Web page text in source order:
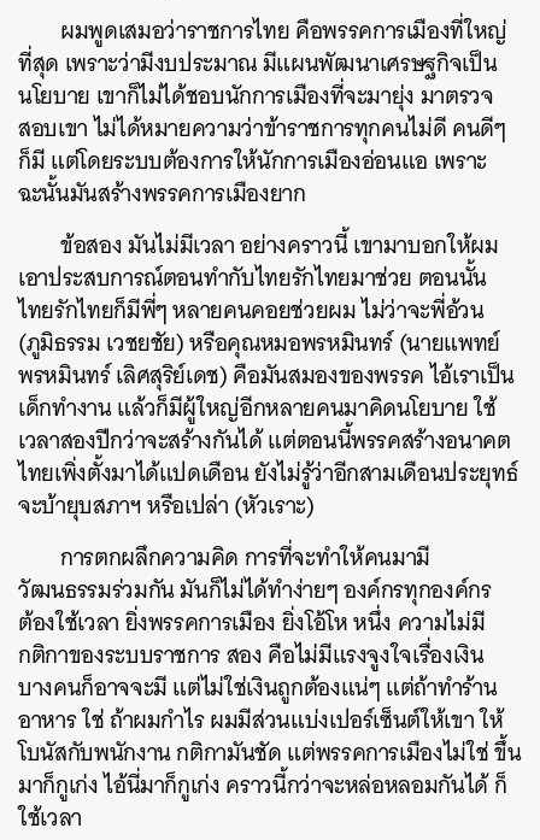
ผมพูดเสมอว่าราชการไทย คือพรรคการเมืองที่ใหญ่
ที่สุด เพราะว่ามีงบประมาณ มีแผนพัฒนาเศรษฐกิจเป็น
นโยบาย เขาก็ไม่ได้ชอบนักการเมืองที่จะมายุ่ง มาตรวจ
สอบเขา ไม่ได้หมายความว่าข้าราชการทุกคนไม่ดี คนดีๆ
ก็มี แต่โดยระบบต้องการให้นักการเมืองอ่อนแอ เพราะ
ฉะนั้นมันสร้างพรรคการเมืองยาก
ข้อสอง มันไม่มีเวลา อย่างคราวนี้ เขามาบอกให้ผม
เอาประสบการณ์ตอนทำกับไทยรักไทยมาช่วย ตอนนั้น
ไทยรักไทยก็มีพี่ๆ หลายคนคอยช่วยผม ไม่ว่าจะพี่อ้วน
(ภูมิธรรม เวชยชัย) หรือคุณหมอพรหมินทร์ (นายแพทย์
พรหมินทร์ เลิศสุริย์เดช) คือมันสมองของพรรค ไอ้เราเป็น
เด็กทำงาน แล้วก็มีผู้ใหญ่อีกหลายคนมาคิดนโยบาย ใช้
เวลาสองปีกว่าจะสร้างกันได้ แต่ตอนนี้พรรคสร้างอนาคต
ไทยเพิ่งตั้งมาได้แปดเดือน ยังไม่รู้ว่าอีกสามเดือนประยุทธ์
จะบ้ายุบสภาฯ หรือเปล่า (หัวเราะ)
การตกผลึกความคิด การที่จะทำให้คนมามี
วัฒนธรรมร่วมกัน มันก็ไม่ได้ทำง่ายๆ องค์กรทุกองค์กร
ต้องใช้เวลา ยิ่งพรรคการเมือง ยิ่งโอ้โห หนึ่ง ความไม่มี
กติกาของระบบราชการ สอง คือไม่มีแรงจูงใจเรื่องเงิน
บางคนก็อาจจะมี แต่ไม่ใช่เงินถูกต้องแน่ๆ แต่ถ้าทำร้าน
อาหาร ใช่ ถ้าผมกำไร ผมมีส่วนแบ่งเปอร์เซ็นต์ให้เขา ให้
โบนัสกับพนักงาน กติกามันชัด แต่พรรคการเมืองไม่ใช่ ขึ้น
มาก็กูเก่ง ไอ้นี่มาก็กูเก่ง คราวนี้กว่าจะหล่อหลอมกันได้ ก็
ใช้เวลา